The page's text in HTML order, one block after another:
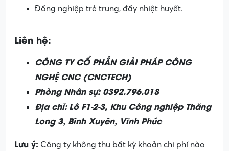
Đồng nghiệp trẻ trung, đầy nhiệt huyết.
Liên hệ:
CÔNG TY CỔ PHẦN GIẢI PHÁP CÔNG
NGHỆ CNC (CNCTECH)
Phòng Nhân sự: 0392.796.018
Địa chỉ: Lô F1-2-3, Khu Công nghiệp Thăng
Long 3, Bình Xuyên, Vĩnh Phúc
Lưu ý: Công ty không thu bất kỳ khoản chi phí nào